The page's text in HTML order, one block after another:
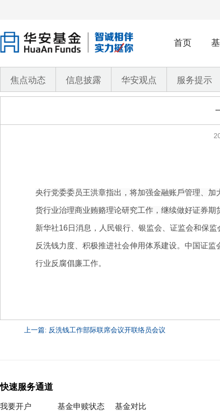
首页
焦点动态 信息披露 华安观点 服务提示
央行党委委员王洪章指出，将加强金融账戶管理、
货行业治理商业贿赂理论研究工作，继续做好证券期
新华社16日消息，人民银行、银监会、证监会和保
反洗钱力度、积极推进社会伸用体系建设。中国证
行业反腐倡廉工作。
上一篇: 反洗钱工作部际联席会议开联络员会议
快速服务通道
我要开户 基金申赎状态 基金对比